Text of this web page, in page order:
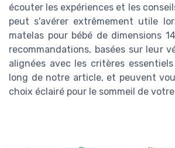
écouter les expériences et les
peut s'avérer extrêmement utile
matelas pour bébé de dimensions
recommandations, basées sur leur
alignées avec les critères
long de notre article, et peuvent
choix éclairé pour le sommeil de votre